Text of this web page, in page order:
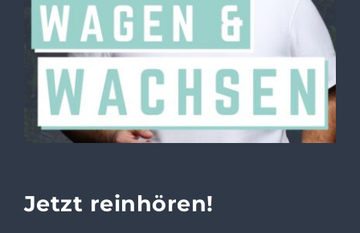
Jetzt reinhören!